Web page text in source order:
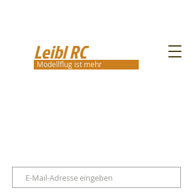
Leibl RC
Modellflug ist mehr